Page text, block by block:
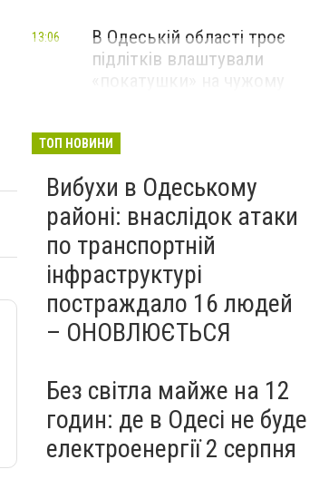
В Одеській області троє
підлітків влаштували
13:06
ТОП НОВИНИ
Вибухи в Одеському
районі: внаслідок атаки
по транспортній
інфраструктурі
постраждало 16 людей
– ОНОВЛЮЄТЬСЯ
Без світла майже на 12
годин: де в Одесі не буде
електроенергії 2 серпня